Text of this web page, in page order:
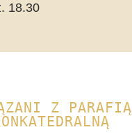
18.30
Z PARAFIĄ